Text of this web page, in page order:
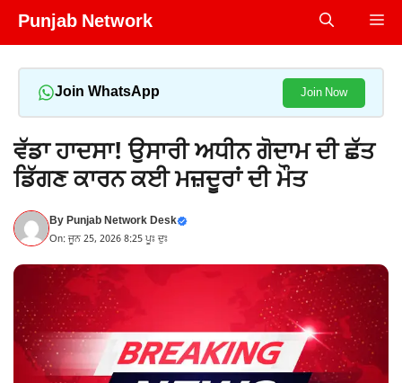
Skip
Punjab Network
Join WhatsApp Join Now
ਵੱਡਾ ਹਾਦਸਾ! ਉਸਾਰੀ ਅਧੀਨ ਗੋਦਾਮ ਦੀ ਛੱਤ
ਡਿੱਗਣ ਕਾਰਨ ਕਈ ਮਜ਼ਦੂਰਾਂ ਦੀ ਮੌਤ
ByPunjab Network Desk
On: ਜੂਨ 25, 2026 8:25 ਪੂਃ ਦੁਃ